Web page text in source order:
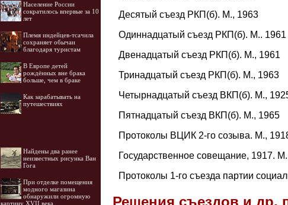
Население России
сократилось впервые за 10
лет
Племя индейцев-тсачила
сохраняет обычаи
благодаря туристам
В Европе детей
рождённых вне брака
больше, чем в браке
Как зарабатывать на
путешествиях
Найдены два ранее
неизвестных рисунка Ван
Гога
При отделке помещения
модного магазина
обнаружили огромную
картину XVII века
Десятый съезд РКП(б). М., 1963
Одиннадцатый съезд РКП(б). М.. 1961
Двенадцатый съезд РКП(б). М., 1961
Тринадцатый съезд РКП(б). М., 1963
Четырнадцатый съезд ВКП(б). М.,
Пятнадцатый съезд ВКП(б). М., 1965
Протоколы ВЦИК 2-го созыва. М.,
Государственное совещание, 1917.
Протоколы 1-го съезда партии
Решения съездов и др.